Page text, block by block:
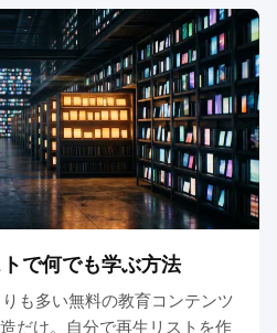
で何でも学ぶ方法
も多い無料の教育コンテンツ
だけ。自分で再生リストを作